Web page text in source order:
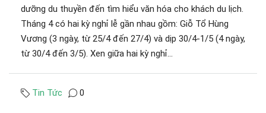
dưỡng du thuyền đến tìm hiểu văn hóa cho khách du lịch.
Tháng 4 có hai kỳ nghỉ lễ gần nhau gồm: Giỗ Tổ Hùng
Vương (3 ngày, từ 25/4 đến 27/4) và dịp 30/4-1/5 (4 ngày,
từ 30/4 đến 3/5). Xen giữa hai kỳ nghỉ...
Tin Tức 0